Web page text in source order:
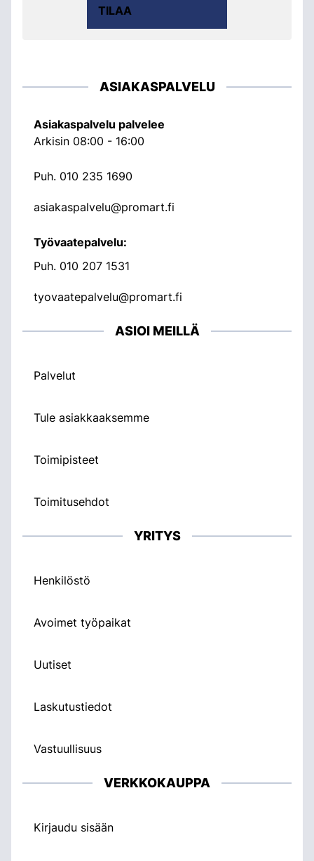
TILAA
ASIAKASPALVELU
Asiakaspalvelu palvelee
Arkisin 08:00 - 16:00
Puh. 010 235 1690
asiakaspalvelu@promart.fi
Työvaatepalvelu:
Puh. 010 207 1531
tyovaatepalvelu@promart.fi
ASIOI MEILLÄ
Palvelut
Tule asiakkaaksemme
Toimipisteet
Toimitusehdot
YRITYS
Henkilöstö
Avoimet työpaikat
Uutiset
Laskutustiedot
Vastuullisuus
VERKKOKAUPPA
Kirjaudu sisään